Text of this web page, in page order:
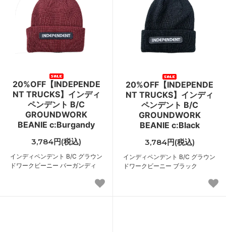
20%OFF【INDEPENDE
NT TRUCKS】インディ
ペンデント B/C
GROUNDWORK
BEANIE c:Burgandy
3,784円(税込)
インディペンデント B/C グラウン
ドワークビーニー バーガンディ
20%OFF【INDEPENDE
NT TRUCKS】インディ
ペンデント B/C
GROUNDWORK
BEANIE c:Black
3,784円(税込)
インディペンデント B/C グラウン
ドワークビーニー ブラック